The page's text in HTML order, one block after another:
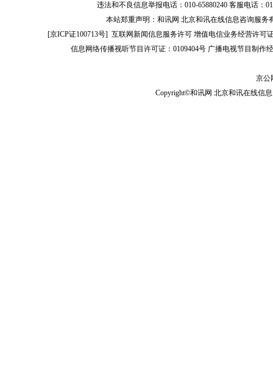
违法和不良信息举报电话：010-65880240 客服电话：
本站郑重声明：和讯网 北京和讯在线信息咨询服
[京ICP证100713号]互联网新闻信息服务许可 增值电信业务经营许可
信息网络传播视听节目许可证：0109404号 广播电视节目制作
京公
Copyright©和讯网 北京和讯在线信